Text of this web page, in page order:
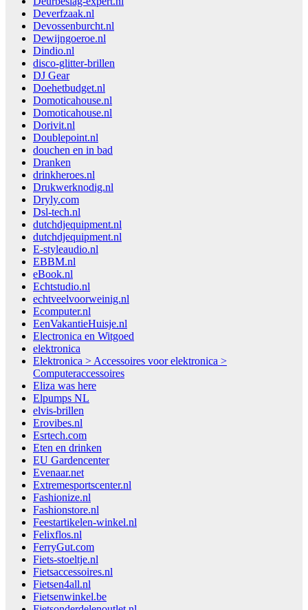
Deverfzaak.nl
Devossenburcht.nl
Dewijngoeroe.nl
Dindio.nl
disco-glitter-brillen
DJ Gear
Doehetbudget.nl
Domoticahouse.nl
Domoticahouse.nl
Dorivit.nl
Doublepoint.nl
douchen en in bad
Dranken
drinkheroes.nl
Drukwerknodig.nl
Dryly.com
Dsl-tech.nl
dutchdjequipment.nl
dutchdjequipment.nl
E-styleaudio.nl
EBBM.nl
eBook.nl
Echtstudio.nl
echtveelvoorweinig.nl
Ecomputer.nl
EenVakantieHuisje.nl
Electronica en Witgoed
elektronica
Elektronica > Accessoires voor elektronica >
Computeraccessoires
Eliza was here
Elpumps NL
elvis-brillen
Erovibes.nl
Esrtech.com
Eten en drinken
EU Gardencenter
Evenaar.net
Extremesportscenter.nl
Fashionize.nl
Fashionstore.nl
Feestartikelen-winkel.nl
Felixflos.nl
FerryGut.com
Fiets-stoeltje.nl
Fietsaccessoires.nl
Fietsen4all.nl
Fietsenwinkel.be